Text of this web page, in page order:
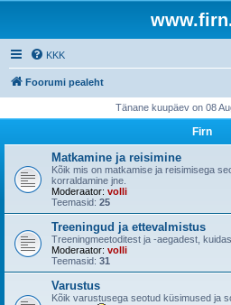
KKK
Foorumi pealeht
Tänane kuupäev on 08
Firn
Matkamine ja reisimine
Kõik mis on matkamise ja reisimisega
korraldamine jne.
Moderaator: volli
Teemasid: 25
Treeningud ja ettevalmistus
Treeningmeetoditest ja -aegadest,
Moderaator: volli
Teemasid: 31
Varustus
Kõik varustusega seotud küsimused ja